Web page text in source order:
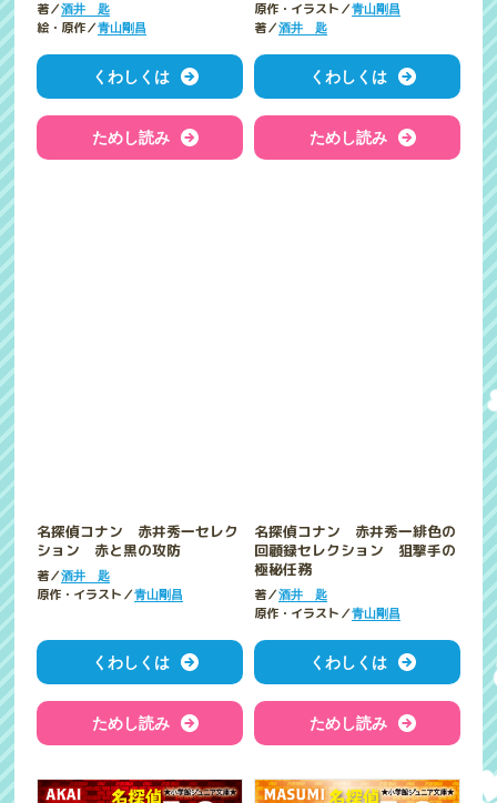
著／酒井 匙
絵・原作／青山剛昌
くわしくは
ためし読み
原作・イラスト／ 青山剛昌
著／ 酒井 匙
くわしくは
ためし読み
名探偵コナン 赤井秀一セレク
ション 赤と黒の攻防
著／酒井 匙
原作・イラスト／青山剛昌
くわしくは
ためし読み
名探偵コナン 赤井秀一緋色の
回顧録セレクション 狙撃手の
極秘任務
著／ 酒井 匙
原作・イラスト／ 青山剛昌
くわしくは
ためし読み